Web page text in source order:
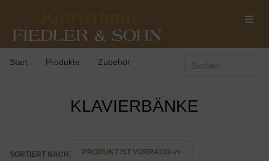
Start Produkte Zubehör
KLAVIERBÄNKE
SORTIERT NACH PRODUKT IST VORRÄTIG -/+